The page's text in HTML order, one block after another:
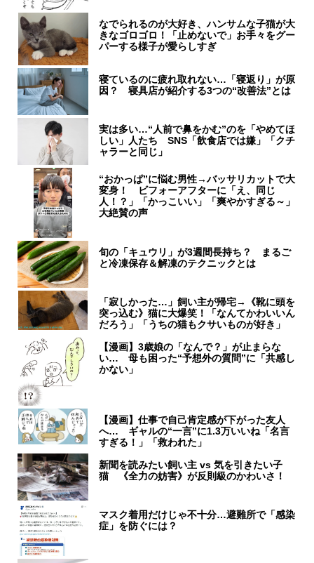
なでられるのが大好き、ハンサムな子猫が大
きなゴロゴロ！「止めないで」お手々をグー
パーする様子が愛らしすぎ
寝ているのに疲れ取れない…「寝返り」が原
因？ 寝具店が紹介する3つの“改善法”とは
実は多い…“人前で鼻をかむ”のを「やめてほ
しい」人たち SNS「飲食店では嫌」「クチ
ャラーと同じ」
“おかっぱ”に悩む男性→バッサリカットで大
変身！ ビフォーアフターに「え、同じ
人！？」「かっこいい」「爽やかすぎる～」
大絶賛の声
旬の「キュウリ」が3週間長持ち？ まるご
と冷凍保存＆解凍のテクニックとは
「寂しかった…」飼い主が帰宅→《靴に頭を
突っ込む》猫に大爆笑！「なんてかわいいん
だろう」「うちの猫もクサいものが好き」
【漫画】3歳娘の「なんで？」が止まらな
い… 母も困った“予想外の質問”に「共感し
かない」
【漫画】仕事で自己肯定感が下がった友人
へ… ギャルの“一言”に1.3万いいね「名言
すぎる！」「救われた」
新聞を読みたい飼い主 vs 気を引きたい子
猫 《全力の妨害》が反則級のかわいさ！
マスク着用だけじゃ不十分…避難所で「感染
症」を防ぐには？